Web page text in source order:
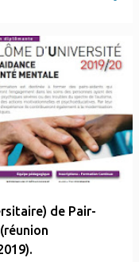
de Pair-